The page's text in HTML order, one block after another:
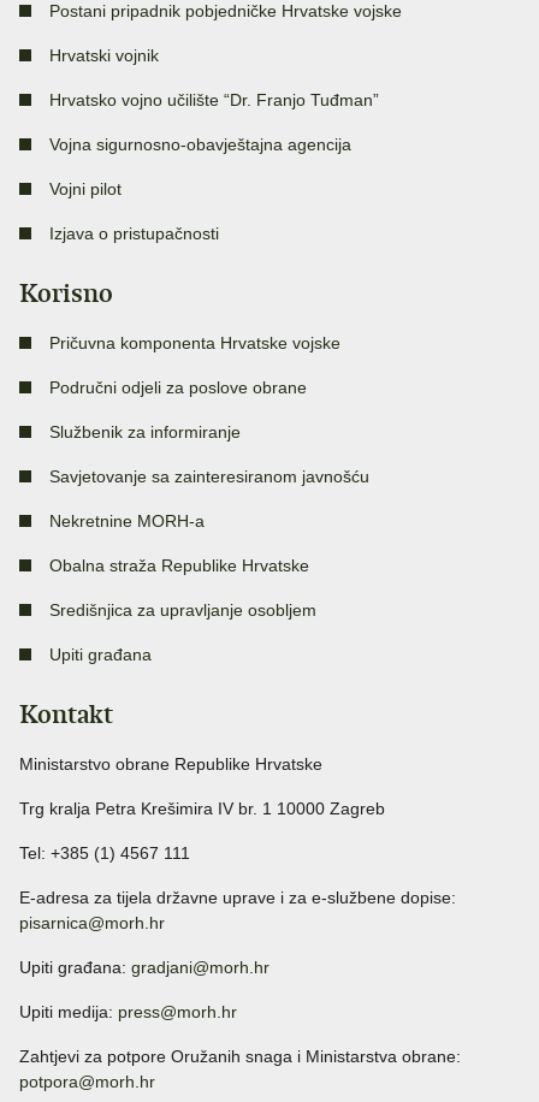
Postani pripadnik pobjedničke Hrvatske vojske
Hrvatski vojnik
Hrvatsko vojno učilište “Dr. Franjo Tuđman”
Vojna sigurnosno-obavještajna agencija
Vojni pilot
Izjava o pristupačnosti
Korisno
Pričuvna komponenta Hrvatske vojske
Područni odjeli za poslove obrane
Službenik za informiranje
Savjetovanje sa zainteresiranom javnošću
Nekretnine MORH-a
Obalna straža Republike Hrvatske
Središnjica za upravljanje osobljem
Upiti građana
Kontakt
Ministarstvo obrane Republike Hrvatske
Trg kralja Petra Krešimira IV br. 1 10000 Zagreb
Tel: +385 (1) 4567 111
E-adresa za tijela državne uprave i za e-službene dopise:
pisarnica@morh.hr
Upiti građana: gradjani@morh.hr
Upiti medija: press@morh.hr
Zahtjevi za potpore Oružanih snaga i Ministarstva obrane:
potpora@morh.hr